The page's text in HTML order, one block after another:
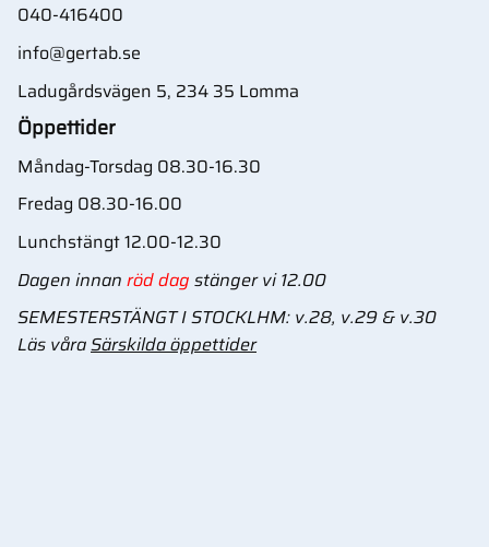
040-416400
info@gertab.se
Ladugårdsvägen 5, 234 35 Lomma
Öppettider
Måndag-Torsdag 08.30-16.30
Fredag 08.30-16.00
Lunchstängt 12.00-12.30
Dagen innan röd dag stänger vi 12.00
SEMESTERSTÄNGT I STOCKLHM: v.28, v.29 & v.30
Läs våraSärskilda öppettider